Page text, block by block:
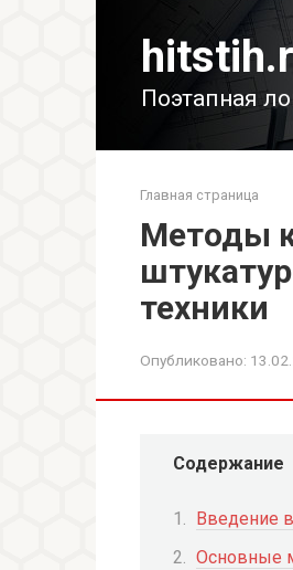
Поэтапная
Главная страница
Методы
техники
Опубликовано:
Содержание
Введение
Основные